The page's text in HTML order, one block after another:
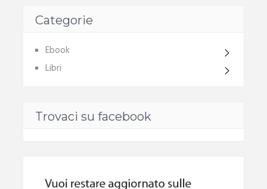
Categorie
Ebook
Libri
Trovaci su facebook